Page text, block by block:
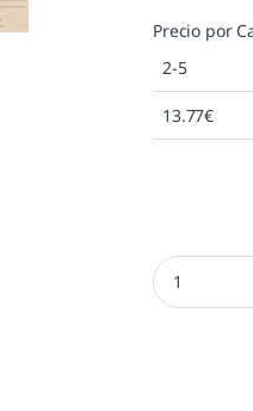
Precio por
2-5
13.77€
Sellos